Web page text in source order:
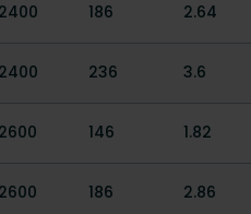
2400 186 2.64
2400 236 3.6
2600 146 1.82
2600 186 2.86